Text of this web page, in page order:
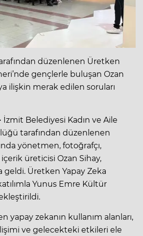
düzenlenen Üretken
gençlerle buluşan Ozan
ilişkin merak edilen soruları
İzmit Belediyesi Kadın ve Aile
tarafından düzenlenen
yönetmen, fotoğrafçı,
üreticisi Ozan Sihay,
geldi. Üretken Yapay Zeka
Yunus Emre Kültür
yapay zekanın kullanım alanları,
ve gelecekteki etkileri ele